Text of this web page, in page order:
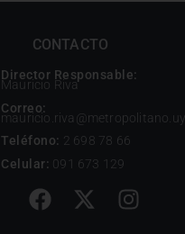
CONTACTO
Director Responsable:
Mauricio Riva
Correo:
mauricio.riva@metropolitano.uy
Teléfono: 2 698 78 66
Celular: 091 673 129